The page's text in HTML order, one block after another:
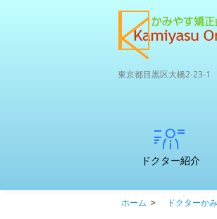
東京都目黒区大橋2-23-1
ドクター紹介
子どもの歯並び
矯正専門医
初診カウンセリ
支払いについて
中高生～大人の
ここが違う矯正
口腔内3Dスキャ
かみやす矯正歯
ホーム > ドクターか